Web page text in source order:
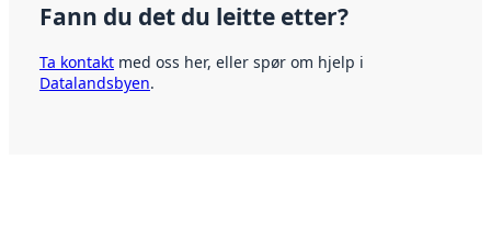
Fann du det du leitte etter?
Ta kontakt med oss her, eller spør om hjelp i
Datalandsbyen.